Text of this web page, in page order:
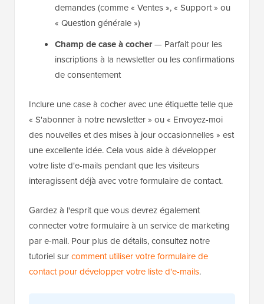
demandes (comme « Ventes », « Support » ou
« Question générale »)
Champ de case à cocher— Parfait pour les
inscriptions à la newsletter ou les confirmations
de consentement
Inclure une case à cocher avec une étiquette telle que
« S'abonner à notre newsletter » ou « Envoyez-moi
des nouvelles et des mises à jour occasionnelles » est
une excellente idée. Cela vous aide à développer
votre liste d'e-mails pendant que les visiteurs
interagissent déjà avec votre formulaire de contact.
Gardez à l'esprit que vous devrez également
connecter votre formulaire à un service de marketing
par e-mail. Pour plus de détails, consultez notre
tutoriel surcomment utiliser votre formulaire de
contact pour développer votre liste d'e-mails.